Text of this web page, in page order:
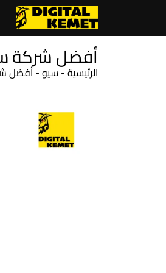
أفضل شركة سيو
الرئيسية-سيو-أفضل شركة